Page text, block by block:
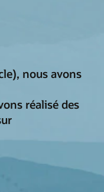
nous avons
réalisé des